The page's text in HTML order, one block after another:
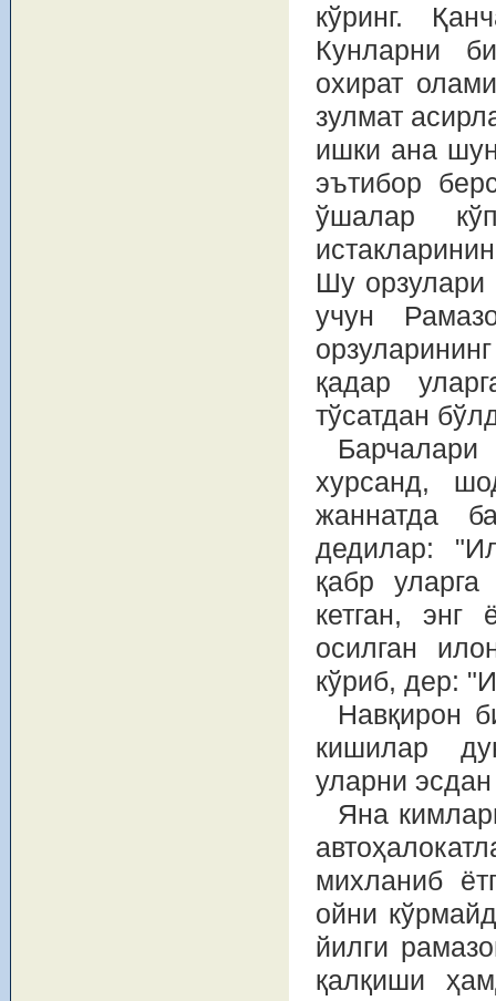
кўринг.
Кунларни
охират
зулмат
ишки ана
эътибор
ўшалар
Шу орзулари
учун
қадар
тўсатдан
хурсанд,
жаннатда
дедилар:
қабр уларга
кетган, энг
осилган
кўриб, дер:
Навқирон
кишилар
уларни
Яна
михланиб
ойни
йилги
қалқиши